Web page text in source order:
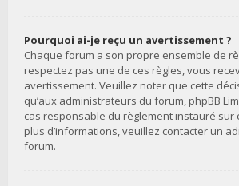
Pourquoi ai-je reçu un avertissement ?
Chaque forum a son propre ensemble de
respectez pas une de ces règles, vous
avertissement. Veuillez noter que cette
qu’aux administrateurs du forum, phpBB
cas responsable du règlement instauré sur
plus d’informations, veuillez contacter un
forum.